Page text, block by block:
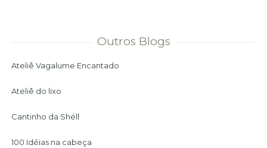
Outros Blogs
Ateliê Vagalume Encantado
Ateliê do lixo
Cantinho da Shéll
100 Idéias na cabeça